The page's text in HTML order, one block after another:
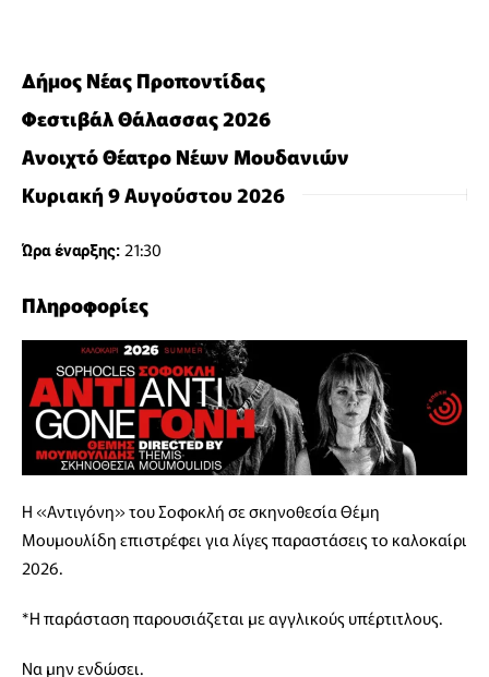
Δήμος Νέας Προποντίδας
Φεστιβάλ Θάλασσας 2026
Ανοιχτό Θέατρο Νέων Μουδανιών
Κυριακή 9 Αυγούστου 2026
Ώρα έναρξης: 21:30
Πληροφορίες
Η «Αντιγόνη» του Σοφοκλή σε σκηνοθεσία Θέμη
Μουμουλίδη επιστρέφει για λίγες παραστάσεις το καλοκαίρι
2026.
*Η παράσταση παρουσιάζεται με αγγλικούς υπέρτιτλους.
Να μην ενδώσει.